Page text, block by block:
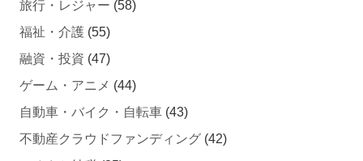
福祉・介護(55)
融資・投資 (47)
ゲーム・アニメ
自動車・バイク・自転車
不動産クラウドファンディング
ふるさと納税 (35)